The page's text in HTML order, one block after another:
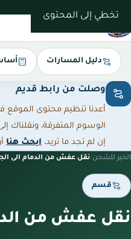
تخطي إلى المحتوى
دليل المسارات
وصلت من رابط قديم
أعدنا تنظيم محتوى
الوسوم المتفرقة، ونقلناك
إن لم تجد ما تريد، ابحث هنا
الخير للشحن/نقل عفش من الدمام الى
قسم
نقل عفش من